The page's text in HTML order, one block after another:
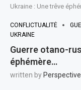
Ukraine : Une trêve
CONFLICTUALITÉ
UKRAINE
Guerre otano-
éphémère…
written by